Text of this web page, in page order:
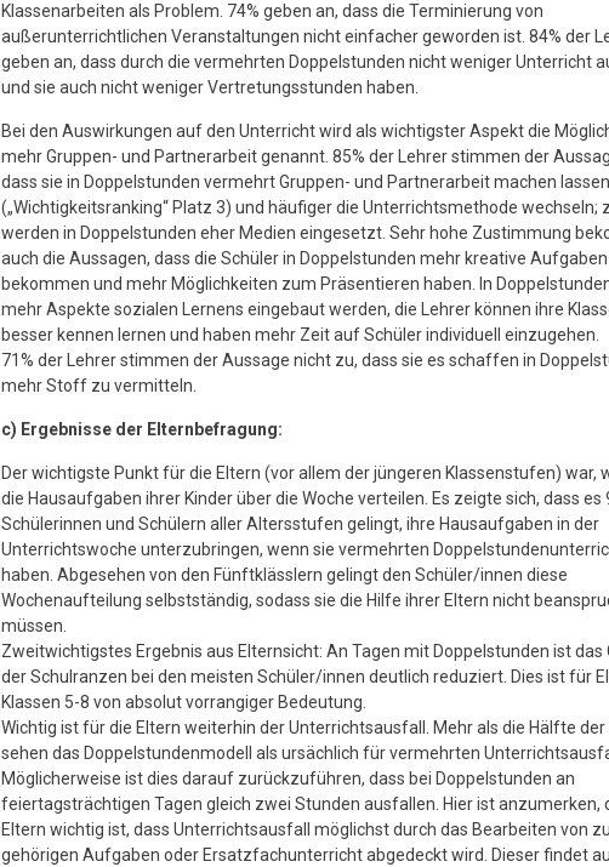
Klassenarbeiten als Problem. 74% geben an, dass die Terminierung von
außerunterrichtlichen Veranstaltungen nicht einfacher geworden ist. 84% der
geben an, dass durch die vermehrten Doppelstunden nicht weniger Unterricht
und sie auch nicht weniger Vertretungsstunden haben.
Bei den Auswirkungen auf den Unterricht wird als wichtigster Aspekt die
mehr Gruppen- und Partnerarbeit genannt. 85% der Lehrer stimmen der
dass sie in Doppelstunden vermehrt Gruppen- und Partnerarbeit machen lassen
(„Wichtigkeitsranking“ Platz 3) und häufiger die Unterrichtsmethode wechseln;
werden in Doppelstunden eher Medien eingesetzt. Sehr hohe Zustimmung
auch die Aussagen, dass die Schüler in Doppelstunden mehr kreative Aufgaben
bekommen und mehr Möglichkeiten zum Präsentieren haben. In
mehr Aspekte sozialen Lernens eingebaut werden, die Lehrer können ihre
besser kennen lernen und haben mehr Zeit auf Schüler individuell einzugehen.
71% der Lehrer stimmen der Aussage nicht zu, dass sie es schaffen in
mehr Stoff zu vermitteln.
c) Ergebnisse der Elternbefragung:
Der wichtigste Punkt für die Eltern (vor allem der jüngeren Klassenstufen) war,
die Hausaufgaben ihrer Kinder über die Woche verteilen. Es zeigte sich, dass es
Schülerinnen und Schülern aller Altersstufen gelingt, ihre Hausaufgaben in der
Unterrichtswoche unterzubringen, wenn sie vermehrten
haben. Abgesehen von den Fünftklässlern gelingt den Schüler/innen diese
Wochenaufteilung selbstständig, sodass sie die Hilfe ihrer Eltern nicht
müssen.
Zweitwichtigstes Ergebnis aus Elternsicht: An Tagen mit Doppelstunden ist das
der Schulranzen bei den meisten Schüler/innen deutlich reduziert. Dies ist für
Klassen 5-8 von absolut vorrangiger Bedeutung.
Wichtig ist für die Eltern weiterhin der Unterrichtsausfall. Mehr als die Hälfte der
sehen das Doppelstundenmodell als ursächlich für vermehrten
Möglicherweise ist dies darauf zurückzuführen, dass bei Doppelstunden an
feiertagsträchtigen Tagen gleich zwei Stunden ausfallen. Hier ist anzumerken,
Eltern wichtig ist, dass Unterrichtsausfall möglichst durch das Bearbeiten von
gehörigen Aufgaben oder Ersatzfachunterricht abgedeckt wird. Dieser findet